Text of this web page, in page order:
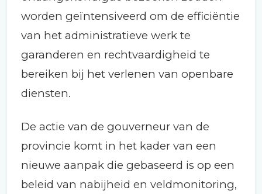
worden geïntensiveerd om de efficiëntie
van het administratieve werk te
garanderen en rechtvaardigheid te
bereiken bij het verlenen van openbare
diensten.
De actie van de gouverneur van de
provincie komt in het kader van een
nieuwe aanpak die gebaseerd is op een
beleid van nabijheid en veldmonitoring,